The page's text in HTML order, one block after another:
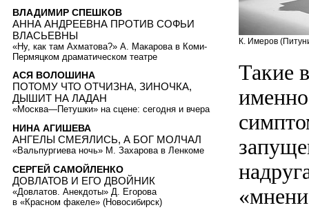
К. Имеров
Такие
ВЛАДИМИР СПЕШКОВ
АННА АНДРЕЕВНА ПРОТИВ СОФЬИ
ВЛАСЬЕВНЫ
«Ну, как там Ахматова?» А. Макарова в Коми-
Пермяцком драматическом театре
АСЯ ВОЛОШИНА
ПОТОМУ ЧТО ОТЧИЗНА, ЗИНОЧКА,
ДЫШИТ НА ЛАДАН
«Москва—Петушки» на сцене: сегодня и вчера
НИНА АГИШЕВА
АНГЕЛЫ СМЕЯЛИСЬ, А БОГ МОЛЧАЛ
«Вальпургиева ночь» М. Захарова в Ленкоме
СЕРГЕЙ САМОЙЛЕНКО
ДОВЛАТОВ И ЕГО ДВОЙНИК
«Довлатов. Анекдоты» Д. Егорова
в «Красном факеле» (Новосибирск)